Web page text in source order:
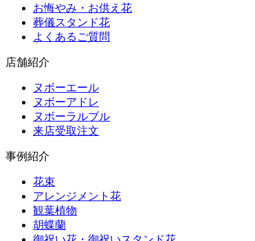
お悔やみ・お供え花
葬儀スタンド花
よくあるご質問
店舗紹介
ヌボーエール
ヌボーアドレ
ヌボーラルブル
来店受取注文
事例紹介
花束
アレンジメント花
観葉植物
胡蝶蘭